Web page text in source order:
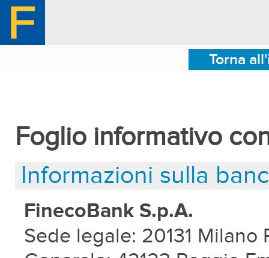
Torna
Foglio informativo
Informazioni sulla
FinecoBank S.p.A.
Sede legale: 20131 Milano